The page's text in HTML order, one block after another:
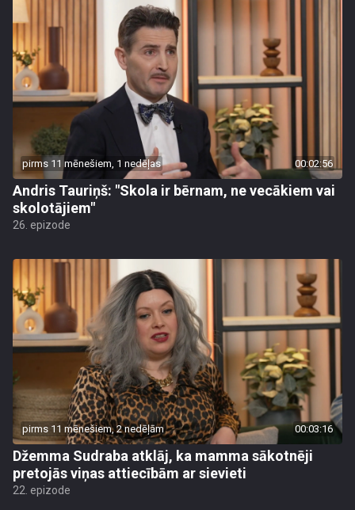
pirms 11 mēnešiem, 1 nedēļas 00:02:56
Andris Tauriņš: "Skola ir bērnam, ne vecākiem vai
skolotājiem"
26. epizode
pirms 11 mēnešiem, 2 nedēļām 00:03:16
Džemma Sudraba atklāj, ka mamma sākotnēji
pretojās viņas attiecībām ar sievieti
22. epizode